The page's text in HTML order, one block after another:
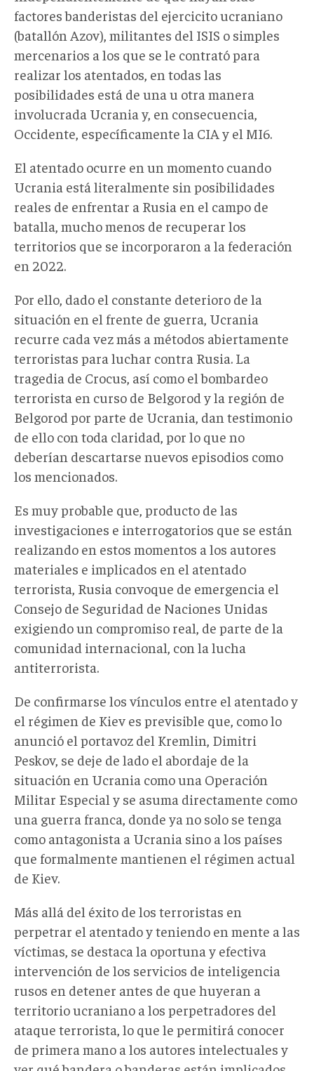
factores banderistas del ejercicito ucraniano
(batallón Azov), militantes del ISIS o simples
mercenarios a los que se le contrató para
realizar los atentados, en todas las
posibilidades está de una u otra manera
involucrada Ucrania y, en consecuencia,
Occidente, específicamente la CIA y el MI6.
El atentado ocurre en un momento cuando
Ucrania está literalmente sin posibilidades
reales de enfrentar a Rusia en el campo de
batalla, mucho menos de recuperar los
territorios que se incorporaron a la federación
en 2022.
Por ello, dado el constante deterioro de la
situación en el frente de guerra, Ucrania
recurre cada vez más a métodos abiertamente
terroristas para luchar contra Rusia. La
tragedia de Crocus, así como el bombardeo
terrorista en curso de Belgorod y la región de
Belgorod por parte de Ucrania, dan testimonio
de ello con toda claridad, por lo que no
deberían descartarse nuevos episodios como
los mencionados.
Es muy probable que, producto de las
investigaciones e interrogatorios que se están
realizando en estos momentos a los autores
materiales e implicados en el atentado
terrorista, Rusia convoque de emergencia el
Consejo de Seguridad de Naciones Unidas
exigiendo un compromiso real, de parte de la
comunidad internacional, con la lucha
antiterrorista.
De confirmarse los vínculos entre el atentado y
el régimen de Kiev es previsible que, como lo
anunció el portavoz del Kremlin, Dimitri
Peskov, se deje de lado el abordaje de la
situación en Ucrania como una Operación
Militar Especial y se asuma directamente como
una guerra franca, donde ya no solo se tenga
como antagonista a Ucrania sino a los países
que formalmente mantienen el régimen actual
de Kiev.
Más allá del éxito de los terroristas en
perpetrar el atentado y teniendo en mente a las
víctimas, se destaca la oportuna y efectiva
intervención de los servicios de inteligencia
rusos en detener antes de que huyeran a
territorio ucraniano a los perpetradores del
ataque terrorista, lo que le permitirá conocer
de primera mano a los autores intelectuales y